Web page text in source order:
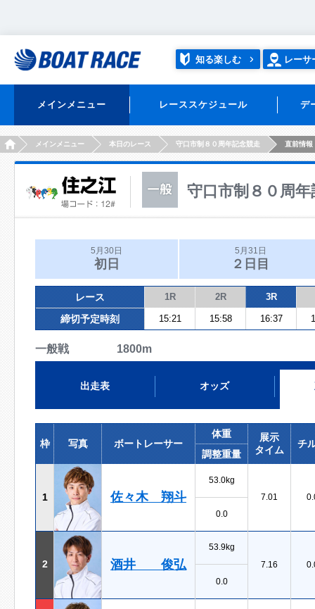
知る楽しむ レーサ
メインメニュー レーススケジュール デ
HOMEメインメニュー 本日のレース 守口市制８０周年記念競走 直前情報
守口市制８０周
5月30日
初日
5月31日
２日目
レース 1R 2R 3R
締切予定時刻 15:21 15:58 16:37
一般戦 1800m
出走表 オッズ
枠 写真 ボートレーサー
体重
展示
タイム
チ
調整重量
1 佐々木 翔斗
53.0kg
7.01
0.0
2 酒井 俊弘
53.9kg
7.16
0.0